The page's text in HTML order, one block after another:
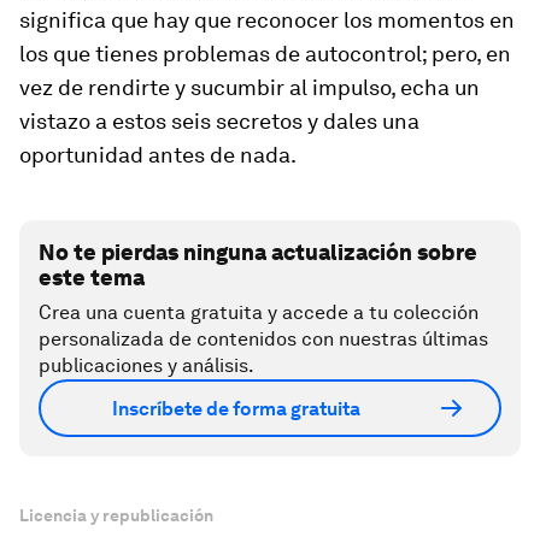
significa que hay que reconocer los momentos en
los que tienes problemas de autocontrol; pero, en
vez de rendirte y sucumbir al impulso, echa un
vistazo a estos seis secretos y dales una
oportunidad antes de nada.
No te pierdas ninguna actualización sobre
este tema
Crea una cuenta gratuita y accede a tu colección
personalizada de contenidos con nuestras últimas
publicaciones y análisis.
Inscríbete de forma gratuita
Licencia y republicación